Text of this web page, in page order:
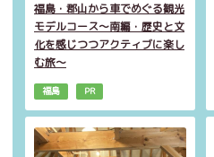
福島・郡山から車でめぐる観光
モデルコース～南編・歴史と文
化を感じつつアクティブに楽し
む旅～
福島 PR